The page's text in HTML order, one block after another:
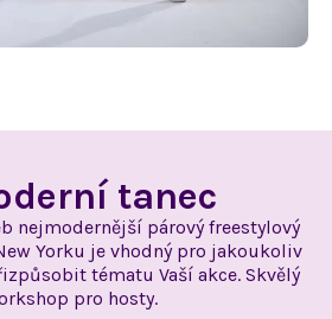
tanec
nejmodernější párový freestylový
Yorku je vhodný pro jakoukoliv
tématu Vaší akce. Skvělý
pro hosty.